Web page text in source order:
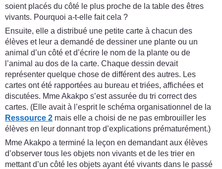
soient placés du côté le plus proche de la table des êtres
vivants. Pourquoi a-t-elle fait cela ?
Ensuite, elle a distribué une petite carte à chacun des
élèves et leur a demandé de dessiner une plante ou un
animal d’un côté et d’écrire le nom de la plante ou de
l’animal au dos de la carte. Chaque dessin devait
représenter quelque chose de différent des autres. Les
cartes ont été rapportées au bureau et triées, affichées et
discutées. Mme Akakpo s’est assurée du tri correct des
cartes. (Elle avait à l’esprit le schéma organisationnel de la
Ressource 2 mais elle a choisi de ne pas embrouiller les
élèves en leur donnant trop d’explications prématurément.)
Mme Akakpo a terminé la leçon en demandant aux élèves
d’observer tous les objets non vivants et de les trier en
mettant d’un côté les objets ayant été vivants dans le passé